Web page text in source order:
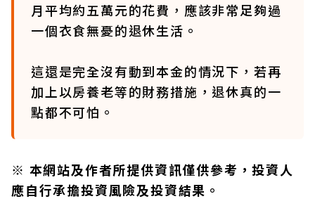
月平均約五萬元的花費，應該非常足夠過
一個衣食無憂的退休生活。
這還是完全沒有動到本金的情況下，若再
加上以房養老等的財務措施，退休真的一
點都不可怕。
※ 本網站及作者所提供資訊僅供參考，投資人
應自行承擔投資風險及投資結果。